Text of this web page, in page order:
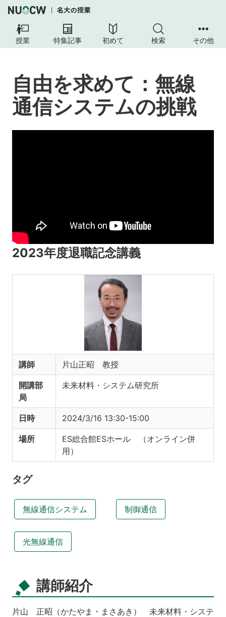
授業 特集記事 初めて 検索 その他
自由を求めて：無線
通信システムの挑戦
2023年度退職記念講義
講師 片山正昭 教授
開講部
局
未来材料・システム研究所
日時 2024/3/16 13:30-15:00
場所
ES総合館ESホール （オンライン併
用）
タグ
無線通信システム 制御通信
光無線通信
講師紹介
片山 正昭（かたやま・まさあき） 未来材料・システ